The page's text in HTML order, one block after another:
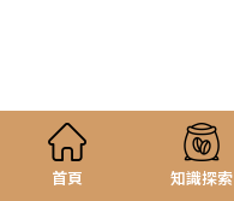
首頁 知識探索